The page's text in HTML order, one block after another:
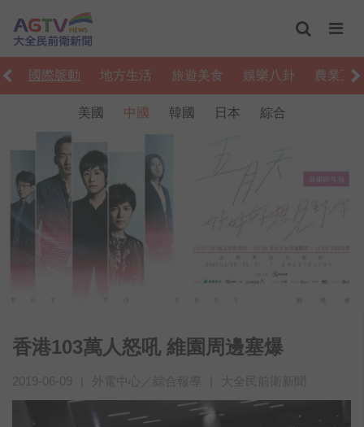
國際脈動 地方生活 旅遊美食 娛樂八卦 農業互
美國 中國 韓國 日本 綜合
香港103萬人怒吼 維園周邊塞爆